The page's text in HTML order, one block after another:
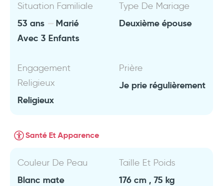
Situation Familiale
53 ans
Marié
Avec 3 Enfants
Type De Mariage
Deuxième épouse
Engagement
Religieux
Religieux
Prière
Je prie régulièrement
Santé Et Apparence
Couleur De Peau
Blanc mate
Taille Et Poids
176 cm , 75 kg